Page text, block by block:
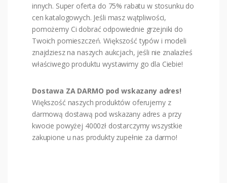
innych. Super oferta do 75% rabatu w stosunku do
cen katalogowych. Jeśli masz wątpliwości,
pomożemy Ci dobrać odpowiednie grzejniki do
Twoich pomieszczeń. Większość typów i modeli
znajdziesz na naszych aukcjach, jeśli nie znalazłeś
właściwego produktu wystawimy go dla Ciebie!
Dostawa ZA DARMO pod wskazany adres!
Większość naszych produktów oferujemy z
darmową dostawą pod wskazany adres a przy
kwocie powyżej 4000zł dostarczymy wszystkie
zakupione u nas produkty zupełnie za darmo!